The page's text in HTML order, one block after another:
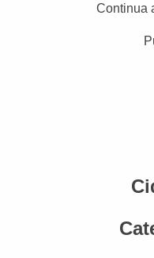
Continua